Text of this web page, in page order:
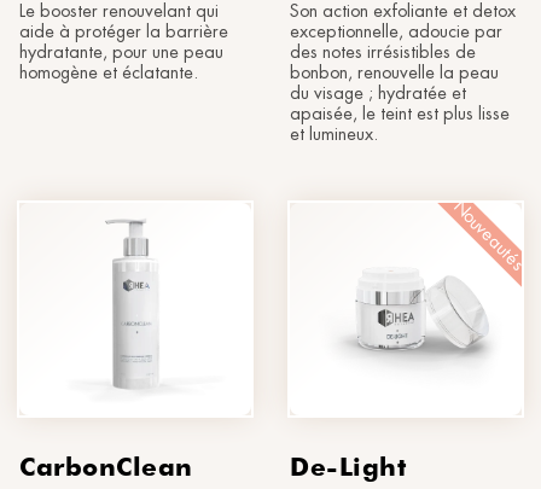
Le booster renouvelant qui
aide à protéger la barrière
hydratante, pour une peau
homogène et éclatante.
Son action exfoliante et detox
exceptionnelle, adoucie par
des notes irrésistibles de
bonbon, renouvelle la peau
du visage ; hydratée et
apaisée, le teint est plus lisse
et lumineux.
CarbonClean
Nouveautés
De-Light